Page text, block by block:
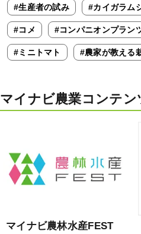
#生産者の試み #カイガラム
#コメ #コンパニオンプラン
#ミニトマト #農家が教える
マイナビ農業コンテン
マイナビ農林水産FEST